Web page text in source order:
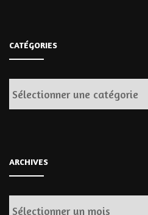
CATÉGORIES
Catégories
ARCHIVES
Archives